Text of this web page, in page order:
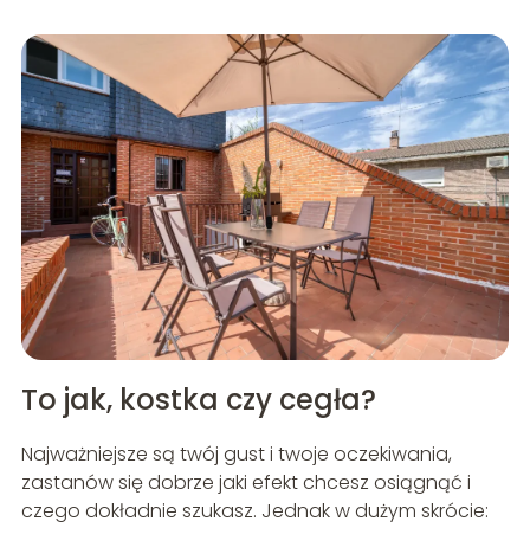
To jak, kostka czy cegła?
Najważniejsze są twój gust i twoje oczekiwania,
zastanów się dobrze jaki efekt chcesz osiągnąć i
czego dokładnie szukasz. Jednak w dużym skrócie: